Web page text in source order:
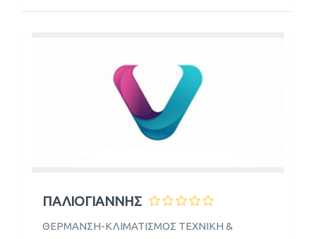
ΠΑΛΙΟΓΙΑΝΝΗΣ
ΘΕΡΜΑΝΣΗ-ΚΛΙΜΑΤΙΣΜΟΣ ΤΕΧΝΙΚΗ &